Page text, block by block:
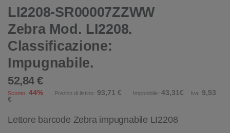
LI2208-SR00007ZZWW
Zebra Mod. LI2208.
Classificazione:
Impugnabile.
52,84 €
Sconto: 44% Prezzo di listino: 93,71 € Imponibile: 43,31€ Iva: 9,53
€
Lettore barcode Zebra impugnabile LI2208